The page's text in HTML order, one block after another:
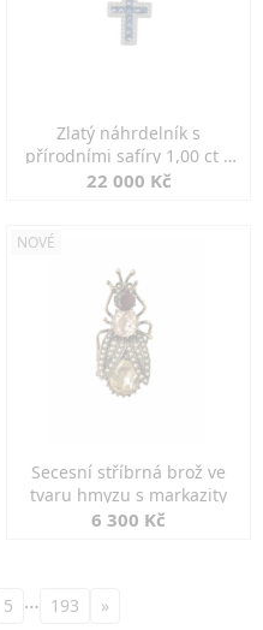
Zlatý náhrdelník s
přírodními safíry 1,00 ct a
diamanty
22 000 Kč
NOVÉ
Secesní stříbrná brož ve
tvaru hmyzu s markazity
6 300 Kč
5 … 193 »